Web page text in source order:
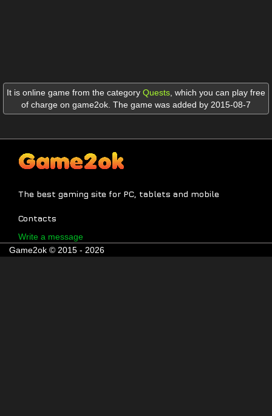
It is online game from the category Quests which you can play free
of charge on game2ok. The game was added by 2015-08-7
The best gaming site for PC, tablets and mobile
Contacts
Write a message
Game2ok © 2015 - 2026